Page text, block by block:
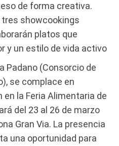
de forma creativa.
showcookings
platos que
y un estilo de vida activo
Padano (Consorcio de
se complace en
la Feria Alimentaria de
del 23 al 26 de marzo
Gran Via. La presencia
una oportunidad para